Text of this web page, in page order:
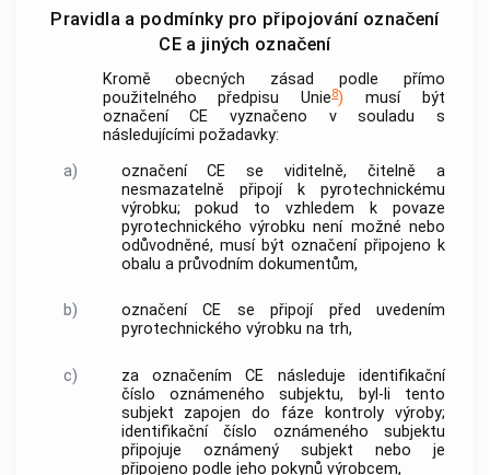
Pravidla a podmínky pro připojování označení
CE a jiných označení
Kromě obecných zásad podle přímo
použitelného předpisu Unie8) musí být
označení CE vyznačeno v souladu s
následujícími požadavky:
a)
označení CE se viditelně, čitelně a
nesmazatelně připojí k pyrotechnickému
výrobku; pokud to vzhledem k povaze
pyrotechnického výrobku není možné nebo
odůvodněné, musí být označení připojeno k
obalu a průvodním dokumentům,
b) označení CE se připojí před uvedením
pyrotechnického výrobku na trh,
c) za označením CE následuje identifikační
číslo oznámeného subjektu, byl-li tento
subjekt zapojen do fáze kontroly výroby;
identifikační číslo oznámeného subjektu
připojuje oznámený subjekt nebo je
připojeno podle jeho pokynů výrobcem,